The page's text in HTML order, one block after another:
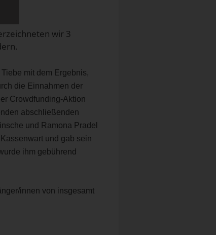
wir 3
mit dem Ergebnis,
die Einnahmen der
Crowdfunding-Aktion
abschließenden
und Ramona Pradel
und gab sein
ihm gebührend
innen von insgesamt